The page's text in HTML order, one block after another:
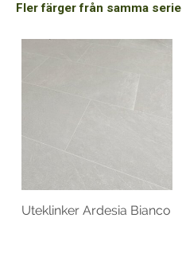
Fler färger från samma serie
Uteklinker Ardesia Bianco